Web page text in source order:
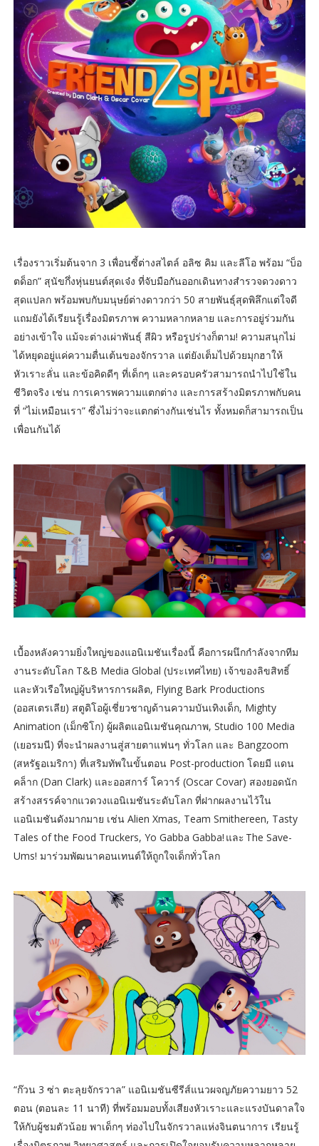
เรื่องราวเริ่มต้นจาก 3 เพื่อนซี้ต่างสไตล์ อลิซ คิม และลีโอ พร้อม “บ็อ
ตด็อก” สุนัขกึ่งหุ่นยนต์สุดเจ๋ง ที่จับมือกันออกเดินทางสำรวจดวงดาว
สุดแปลก พร้อมพบกับมนุษย์ต่างดาวกว่า 50 สายพันธุ์สุดพิลึกแต่ใจดี
แถมยังได้เรียนรู้เรื่องมิตรภาพ ความหลากหลาย และการอยู่ร่วมกัน
อย่างเข้าใจ แม้จะต่างเผ่าพันธุ์ สีผิว หรือรูปร่างก็ตาม! ความสนุกไม่
ได้หยุดอยู่แค่ความตื่นเต้นของจักรวาล แต่ยังเต็มไปด้วยมุกฮาให้
หัวเราะลั่น และข้อคิดดีๆ ที่เด็กๆ และครอบครัวสามารถนำไปใช้ใน
ชีวิตจริง เช่น การเคารพความแตกต่าง และการสร้างมิตรภาพกับคน
ที่ “ไม่เหมือนเรา” ซึ่งไม่ว่าจะแตกต่างกันเช่นไร ทั้งหมดก็สามารถเป็น
เพื่อนกันได้
เบื้องหลังความยิ่งใหญ่ของแอนิเมชันเรื่องนี้ คือการผนึกกำลังจากทีม
งานระดับโลก T&B Media Global (ประเทศไทย) เจ้าของลิขสิทธิ์
และหัวเรือใหญ่ผู้บริหารการผลิต, Flying Bark Productions
(ออสเตรเลีย) สตูดิโอผู้เชี่ยวชาญด้านความบันเทิงเด็ก, Mighty
Animation (เม็กซิโก) ผู้ผลิตแอนิเมชันคุณภาพ, Studio 100 Media
(เยอรมนี) ที่จะนำผลงานสู่สายตาแฟนๆ ทั่วโลก และ Bangzoom
(สหรัฐอเมริกา) ที่เสริมทัพในขั้นตอน Post-production โดยมี แดน
คล็าก (Dan Clark) และออสการ์ โควาร์ (Oscar Covar) สองยอดนัก
สร้างสรรค์จากแวดวงแอนิเมชันระดับโลก ที่ฝากผลงานไว้ใน
แอนิเมชันดังมากมาย เช่น Alien Xmas, Team Smithereen, Tasty
Tales of the Food Truckers, Yo Gabba Gabba! และ The Save-
Ums! มาร่วมพัฒนาคอนเทนต์ให้ถูกใจเด็กทั่วโลก
“ก๊วน 3 ซ่า ตะลุยจักรวาล” แอนิเมชันซีรีส์แนวผจญภัยความยาว 52
ตอน (ตอนละ 11 นาที) ที่พร้อมมอบทั้งเสียงหัวเราะและแรงบันดาลใจ
ให้กับผู้ชมตัวน้อย พาเด็กๆ ท่องไปในจักรวาลแห่งจินตนาการ เรียนรู้